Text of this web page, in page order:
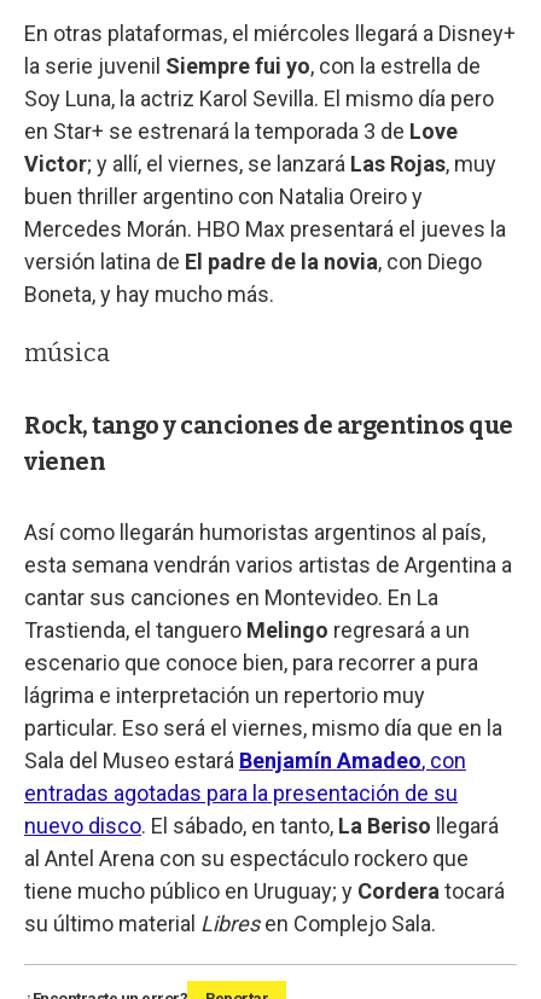
En otras plataformas, el miércoles llegará a Disney+
la serie juvenil Siempre fui yo, con la estrella de
Soy Luna, la actriz Karol Sevilla. El mismo día pero
en Star+ se estrenará la temporada 3 de Love
Victor; y allí, el viernes, se lanzará Las Rojas, muy
buen thriller argentino con Natalia Oreiro y
Mercedes Morán. HBO Max presentará el jueves la
versión latina de El padre de la novia, con Diego
Boneta, y hay mucho más.
música
Rock, tango y canciones de argentinos que
vienen
Así como llegarán humoristas argentinos al país,
esta semana vendrán varios artistas de Argentina a
cantar sus canciones en Montevideo. En La
Trastienda, el tanguero Melingo regresará a un
escenario que conoce bien, para recorrer a pura
lágrima e interpretación un repertorio muy
particular. Eso será el viernes, mismo día que en la
Sala del Museo estará Benjamín Amadeo, con
entradas agotadas para la presentación de su
nuevo disco. El sábado, en tanto, La Beriso
llegará
al Antel Arena con su espectáculo rockero que
tiene mucho público en Uruguay; y Cordera tocará
su último material Libresen Complejo Sala.